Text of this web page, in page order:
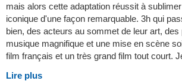
mais alors cette adaptation réussit à
iconique d'une façon remarquable. 3h qui
bien, des acteurs au sommet de leur art,
musique magnifique et une mise en scène
film français et un très grand film tout court.
Lire plus